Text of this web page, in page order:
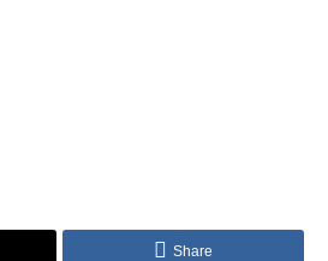
Share